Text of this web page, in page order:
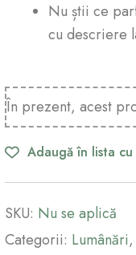
Nu știi ce
cu descriere
În prezent, acest
Adaugă în lista
SKU: Nu se aplică
Categorii: Lumânări,